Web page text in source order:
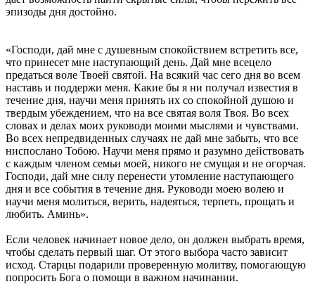
эпизоды дня достойно.
«Господи, дай мне с душевным спокойствием встретить все,
что принесет мне наступающий день. Дай мне всецело
предаться воле Твоей святой. На всякий час сего дня во всем
наставь и поддержи меня. Какие бы я ни получал известия в
течение дня, научи меня принять их со спокойной душою и
твердым убеждением, что на все святая воля Твоя. Во всех
словах и делах моих руководи моими мыслями и чувствами.
Во всех непредвиденных случаях не дай мне забыть, что все
ниспослано Тобою. Научи меня прямо и разумно действовать
с каждым членом семьи моей, никого не смущая и не огорчая.
Господи, дай мне силу перенести утомление наступающего
дня и все события в течение дня. Руководи моею волею и
научи меня молиться, верить, надеяться, терпеть, прощать и
любить. Аминь».
Если человек начинает новое дело, он должен выбрать время,
чтобы сделать первый шаг. От этого выбора часто зависит
исход. Старцы подарили проверенную молитву, помогающую
попросить Бога о помощи в важном начинании.